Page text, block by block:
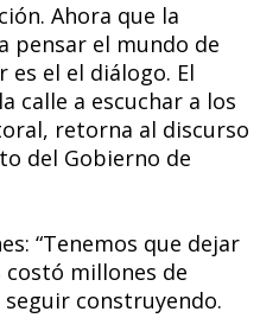
Ahora que la
pensar el mundo de
el el diálogo. El
calle a escuchar a los
retorna al discurso
del Gobierno de
“Tenemos que dejar
costó millones de
construyendo.